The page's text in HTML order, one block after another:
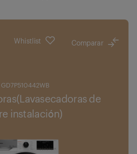
Whistlist Comparar
GD7P510442WB
de
instalación)